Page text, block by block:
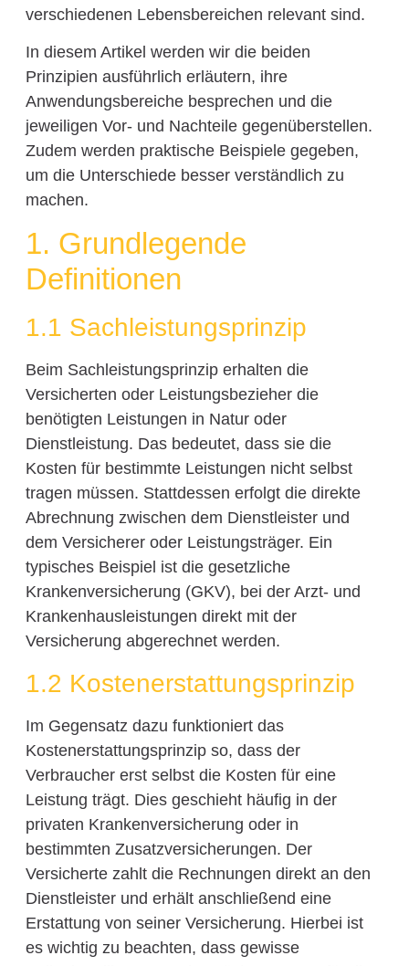
verschiedenen Lebensbereichen relevant sind.
In diesem Artikel werden wir die beiden
Prinzipien ausführlich erläutern, ihre
Anwendungsbereiche besprechen und die
jeweiligen Vor- und Nachteile gegenüberstellen.
Zudem werden praktische Beispiele gegeben,
um die Unterschiede besser verständlich zu
machen.
1. Grundlegende
Definitionen
1.1 Sachleistungsprinzip
Beim Sachleistungsprinzip erhalten die
Versicherten oder Leistungsbezieher die
benötigten Leistungen in Natur oder
Dienstleistung. Das bedeutet, dass sie die
Kosten für bestimmte Leistungen nicht selbst
tragen müssen. Stattdessen erfolgt die direkte
Abrechnung zwischen dem Dienstleister und
dem Versicherer oder Leistungsträger. Ein
typisches Beispiel ist die gesetzliche
Krankenversicherung (GKV), bei der Arzt- und
Krankenhausleistungen direkt mit der
Versicherung abgerechnet werden.
1.2 Kostenerstattungsprinzip
Im Gegensatz dazu funktioniert das
Kostenerstattungsprinzip so, dass der
Verbraucher erst selbst die Kosten für eine
Leistung trägt. Dies geschieht häufig in der
privaten Krankenversicherung oder in
bestimmten Zusatzversicherungen. Der
Versicherte zahlt die Rechnungen direkt an den
Dienstleister und erhält anschließend eine
Erstattung von seiner Versicherung. Hierbei ist
es wichtig zu beachten, dass gewisse